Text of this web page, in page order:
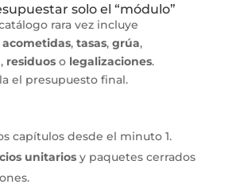
solo el “módulo”
rara vez incluye
acometidas, tasas, grúa,
, residuoso legalizaciones.
el presupuesto final.
capítulos desde el minuto 1.
unitariosy paquetes cerrados